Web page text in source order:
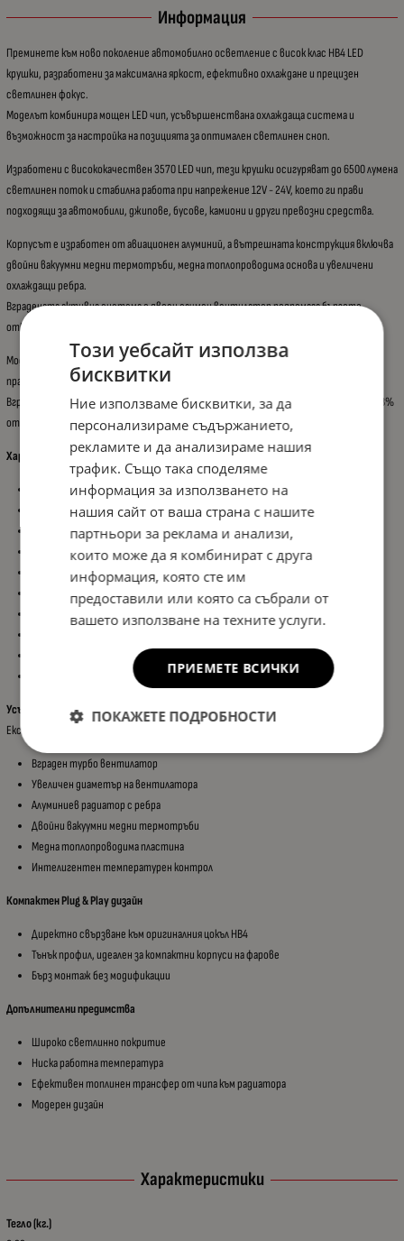
Информация
Преминете към ново поколение автомобилно осветление с висок клас HB4 LED
крушки, разработени за максимална яркост, ефективно охлаждане и прецизен
светлинен фокус.
Моделът комбинира мощен LED чип, усъвършенствана охлаждаща система и
възможност за настройка на позицията за оптимален светлинен сноп.
Изработени с висококачествен 3570 LED чип, тези крушки осигуряват до 6500 лумена
светлинен поток и стабилна работа при напрежение 12V - 24V, което ги прави
подходящи за автомобили, джипове, бусове, камиони и други превозни средства.
Корпусът е изработен от авиационен алуминий, а вътрешната конструкция включва
двойни вакуумни медни термотръби, медна топлопроводима основа и увеличени
охлаждащи ребра.
Вградената активна система с двоен сачмен вентилатор подпомага бързото
отвеждане на топлината и удължава живота на крушките до 30 000 часа.
Моделът разполага и с 360° регулируема основа, чрез която може да се настрои
правилният ъгъл на светене и да се постигне по-точен лъч без заслепяване.
Вградената CANBUS система предотвратява грешки на бордовия компютър при 98%
от автомобилните системи.
Характеристики:
Цокъл: HB4
Мощност: 60W (на крушка)
Напрежение: 12V / 24V
Светлинен поток: 6500LM
Цветна температура: 6000K (студено бяла светлина)
CANBUS система – без грешки при повечето автомобили
Живот: над 30 000 часа
Лесен монтаж – Plug & Play
Усъвършенствано охлаждане и дълъг живот:
Експлоатационен живот до 30 000 часа благодарение на:
Вграден турбо вентилатор
Увеличен диаметър на вентилатора
Алуминиев радиатор с ребра
Двойни вакуумни медни термотръби
Медна топлопроводима пластина
Интелигентен температурен контрол
Компактен Plug & Play дизайн
Директно свързване към оригиналния цокъл HB4
Тънък профил, идеален за компактни корпуси на фарове
Бърз монтаж без модификации
Допълнителни предимства
Широко светлинно покритие
Ниска работна температура
Ефективен топлинен трансфер от чипа към радиатора
Модерен дизайн
Характеристики
Тегло (кг.)
Този уебсайт използва
бисквитки
Ние използваме бисквитки, за да
персонализираме съдържанието,
рекламите и да анализираме нашия
трафик. Също така споделяме
информация за използването на
нашия сайт от ваша страна с нашите
партньори за реклама и анализи,
които може да я комбинират с друга
информация, която сте им
предоставили или която са събрали от
вашето използване на техните услуги.
ПРИЕМЕТЕ ВСИЧКИ
ПОКАЖЕТЕ ПОДРОБНОСТИ